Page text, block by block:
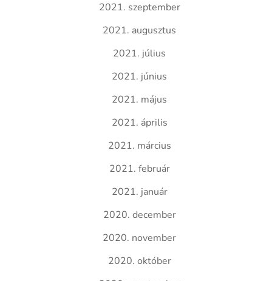
2021. szeptember
2021. augusztus
2021. július
2021. június
2021. május
2021. április
2021. március
2021. február
2021. január
2020. december
2020. november
2020. október